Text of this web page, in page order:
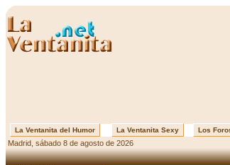
La Ventanita del Humor La Ventanita Sexy Los
Madrid, sábado 8 de agosto de 2026